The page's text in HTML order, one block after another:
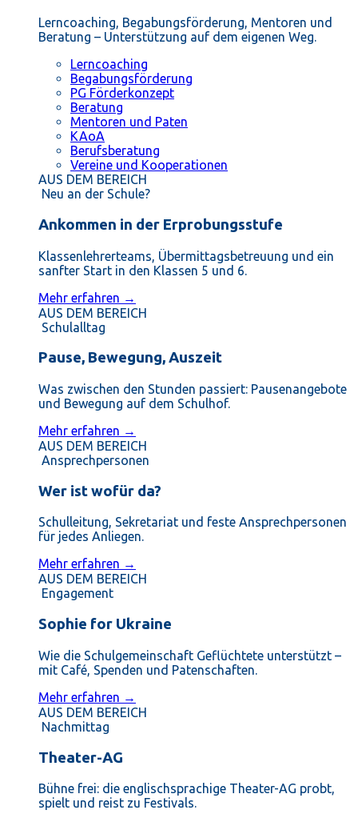
Lerncoaching, Begabungsförderung, Mentoren und
Beratung – Unterstützung auf dem eigenen Weg.
Lerncoaching
Begabungsförderung
PG Förderkonzept
Beratung
Mentoren und Paten
KAoA
Berufsberatung
Vereine und Kooperationen
AUS DEM BEREICH
Neu an der Schule?
Ankommen in der Erprobungsstufe
Klassenlehrerteams, Übermittagsbetreuung und ein
sanfter Start in den Klassen 5 und 6.
Mehr erfahren →
AUS DEM BEREICH
Schulalltag
Pause, Bewegung, Auszeit
Was zwischen den Stunden passiert: Pausenangebote
und Bewegung auf dem Schulhof.
Mehr erfahren →
AUS DEM BEREICH
Ansprechpersonen
Wer ist wofür da?
Schulleitung, Sekretariat und feste Ansprechpersonen
für jedes Anliegen.
Mehr erfahren →
AUS DEM BEREICH
Engagement
Sophie for Ukraine
Wie die Schulgemeinschaft Geflüchtete unterstützt –
mit Café, Spenden und Patenschaften.
Mehr erfahren →
AUS DEM BEREICH
Nachmittag
Theater-AG
Bühne frei: die englischsprachige Theater-AG probt,
spielt und reist zu Festivals.